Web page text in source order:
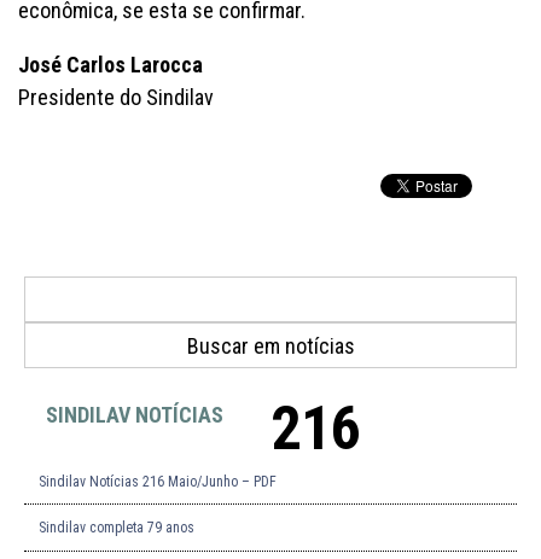
econômica, se esta se confirmar.
José Carlos Larocca
Presidente do Sindilav
SINDILAV NOTÍCIAS 216
Sindilav Notícias 216 Maio/Junho – PDF
Sindilav completa 79 anos